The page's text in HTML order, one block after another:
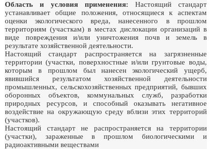
Область и условия применения: Настоящий стандарт
устанавливает общие положения, относящиеся к аспектам
оценки экологического вреда, нанесенного в прошлом
территориям (участкам) в местах дислокации организаций в
виде повреждения и/или уничтожения почв и земель в
результате хозяйственной деятельности.
Настоящий стандарт распространяется на загрязненные
территории (участки, поверхностные и/или грунтовые воды,
которым в прошлом был нанесен экологический ущерб,
явившийся результатом хозяйственной деятельности
промышленных, сельскохозяйственных предприятий, бывших
оборонных объектов, коммунальных служб, разработки
природных ресурсов, и способный оказывать негативное
воздействие на окружающую среду вблизи этих территорий
(участков).
Настоящий стандарт не распространяется на территории
(участки), зараженные в прошлом биологическими и
радиоактивными веществами